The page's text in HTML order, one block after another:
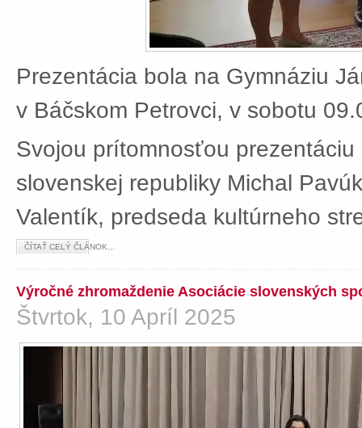
Prezentácia bola na Gymnáziu
v Báčskom Petrovci, v sobotu
Svojou prítomnosťou
slovenskej republiky Michal
Valentík, predseda kultúrneho
ČÍTAŤ CELÝ ČLÁNOK...
Výročné zhromaždenie Asociácie slovenských
Štvrtok, 10 Apríl 2025